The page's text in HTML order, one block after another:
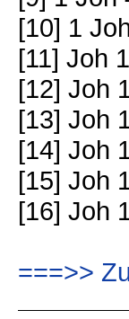
[10] 1
[11] Joh
[12] Joh
[13] Joh
[14] Joh
[15] Joh
[16] Joh
===>>